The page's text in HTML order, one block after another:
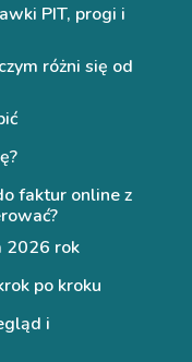
PIT, progi i
różni się od
faktur online z
2026 rok
po kroku
i